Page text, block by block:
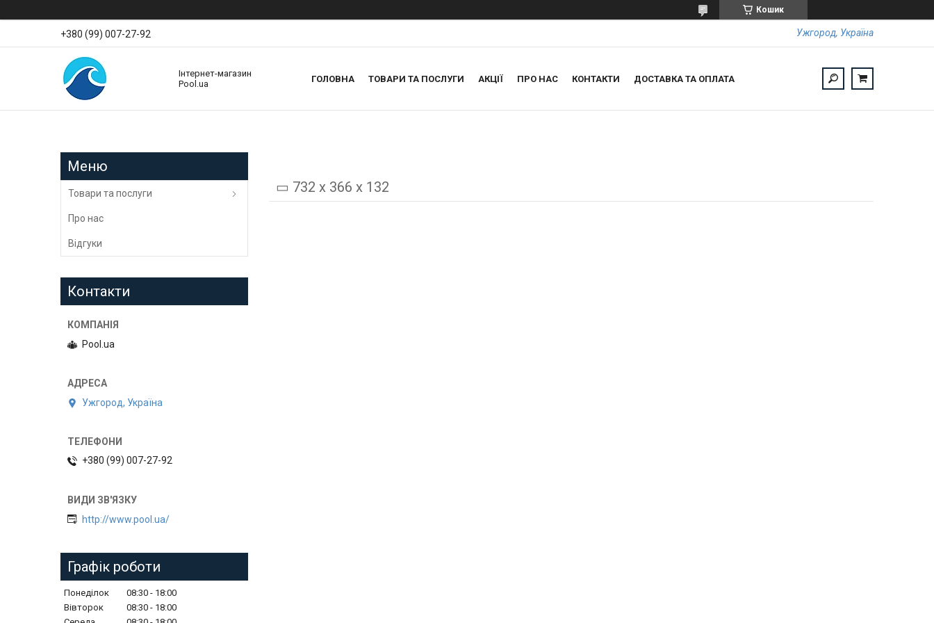
Кошик
+380 (99) 007-27-92 Ужгород, Україна
Інтернет-магазин
Pool.ua
ГОЛОВНА ТОВАРИ ТА ПОСЛУГИ АКЦІЇ ПРО НАС КОНТАКТИ ДОСТАВКА ТА ОПЛАТА
▭ 732 х 366 х 132
Товари та послуги
Про нас
Відгуки
Контакти
Pool.ua
Ужгород, Україна
+380 (99) 007-27-92
http://www.pool.ua/
Графік роботи
Понеділок 08:30
18:00
Вівторок
08:30
18:00